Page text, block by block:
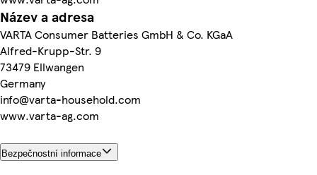
Název a adresa
VARTA Consumer Batteries GmbH & Co. KGaA
Alfred-Krupp-Str. 9
73479 Ellwangen
Germany
info@varta-household.com
www.varta-ag.com
Bezpečnostní informace